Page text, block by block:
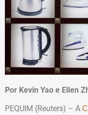
Por Kevin Yao e Ellen
PEQUIM (Reuters) – A